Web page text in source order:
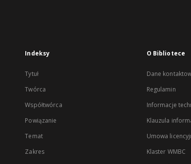
Indeksy
Tytuł
Twórca
Współtwórca
Powiązanie
Temat
Zakres
O Bibliotece
Dane
Regulamin
Informacje
Klauzula
Umowa
Klaster WMBC